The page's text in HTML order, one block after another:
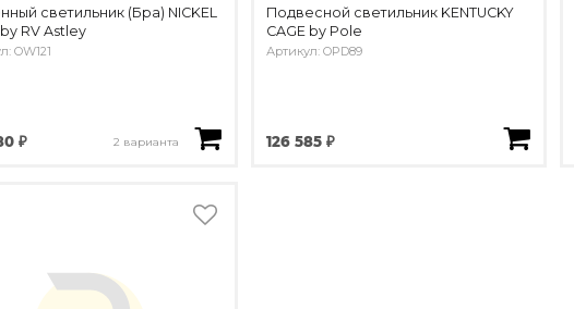
светильник (Бра) NICKEL
by RV Astley
OW121
₽ 2 варианта
Подвесной светильник KENTUCKY
CAGE by Pole
Артикул: OPD89
126 585 ₽